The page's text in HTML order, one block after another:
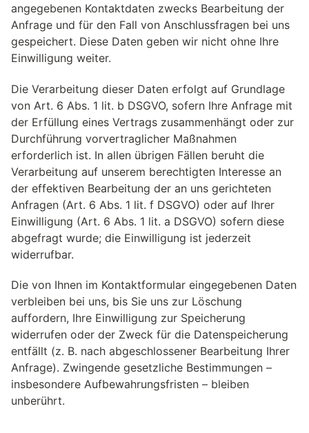
angegebenen Kontaktdaten zwecks Bearbeitung der
Anfrage und für den Fall von Anschlussfragen bei uns
gespeichert. Diese Daten geben wir nicht ohne Ihre
Einwilligung weiter.
Die Verarbeitung dieser Daten erfolgt auf Grundlage
von Art. 6 Abs. 1 lit. b DSGVO, sofern Ihre Anfrage mit
der Erfüllung eines Vertrags zusammenhängt oder zur
Durchführung vorvertraglicher Maßnahmen
erforderlich ist. In allen übrigen Fällen beruht die
Verarbeitung auf unserem berechtigten Interesse an
der effektiven Bearbeitung der an uns gerichteten
Anfragen (Art. 6 Abs. 1 lit. f DSGVO) oder auf Ihrer
Einwilligung (Art. 6 Abs. 1 lit. a DSGVO) sofern diese
abgefragt wurde; die Einwilligung ist jederzeit
widerrufbar.
Die von Ihnen im Kontaktformular eingegebenen Daten
verbleiben bei uns, bis Sie uns zur Löschung
auffordern, Ihre Einwilligung zur Speicherung
widerrufen oder der Zweck für die Datenspeicherung
entfällt (z. B. nach abgeschlossener Bearbeitung Ihrer
Anfrage). Zwingende gesetzliche Bestimmungen –
insbesondere Aufbewahrungsfristen – bleiben
unberührt.